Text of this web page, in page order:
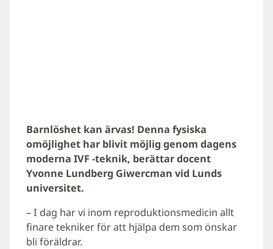
Barnlöshet kan ärvas! Denna fysiska
omöjlighet har blivit möjlig genom dagens
moderna IVF -teknik, berättar docent
Yvonne Lundberg Giwercman vid Lunds
universitet.
– I dag har vi inom reproduktionsmedicin allt
finare tekniker för att hjälpa dem som önskar
bli föräldrar.